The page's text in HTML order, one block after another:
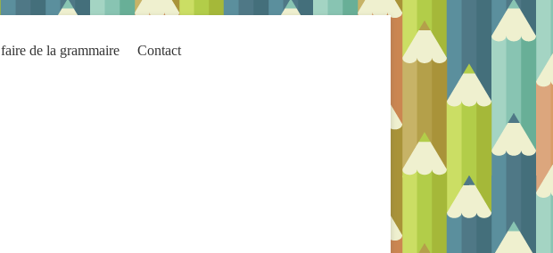
faire de la grammaire Contact